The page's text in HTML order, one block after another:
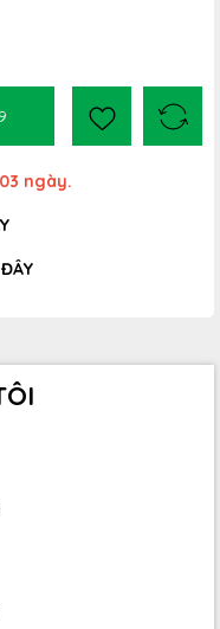
ngày.